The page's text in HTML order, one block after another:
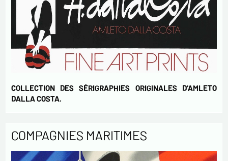
COLLECTION DES SÉRIGRAPHIES ORIGINALES D'AMLETO
DALLA COSTA.
COMPAGNIES MARITIMES